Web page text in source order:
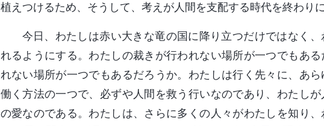
植えつけるため、そうして、考えが人間を支配する時代を終わり
今日、わたしは赤い大きな竜の国に降り立つだけではなく
れるようにする。わたしの裁きが行われない場所が一つでもあ
れない場所が一つでもあるだろうか。わたしは行く先々に、あ
働く方法の一つで、必ずや人間を救う行いなのであり、わたし
の愛なのである。わたしは、さらに多くの人々がわたしを知り